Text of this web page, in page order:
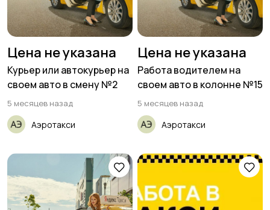
Цена не указана
Курьер или автокурьер на
своем авто в смену №2
5 месяцев назад
Аэротакси
Цена не указана
Работа водителем на
своем авто в колонне №15
5 месяцев назад
Аэротакси